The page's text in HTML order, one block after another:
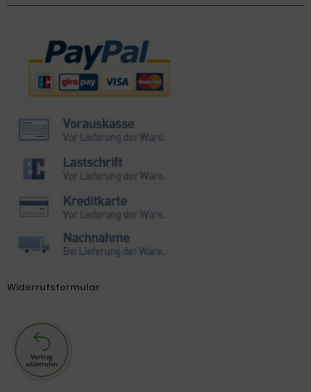
Zahlungsmethoden
Widerrufsformular